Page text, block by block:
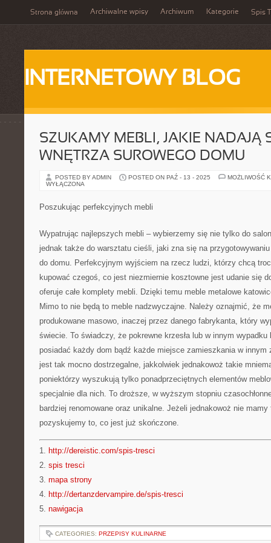
Strona główna Archiwalne wpisy Archiwum Kategorie Spis
INTERNETOWY BLOG
SZUKAMY MEBLI, JAKIE NADAJĄ
WNĘTRZA SUROWEGO DOMU
POSTED BY ADMIN POSTED ON PAŹ - 13 - 2025
MOŻLIWOŚĆ
WYŁĄCZONA
Poszukując perfekcyjnych mebli
Wypatrując najlepszych mebli – wybierzemy się nie tylko do
jednak także do warsztatu cieśli, jaki zna się na
do domu. Perfekcyjnym wyjściem na rzecz ludzi, którzy chcą
kupować czegoś, co jest niezmiernie kosztowne jest udanie się
oferuje całe komplety mebli. Dzięki temu meble metalowe
Mimo to nie będą to meble nadzwyczajne. Należy oznajmić, że
produkowane masowo, inaczej przez danego fabrykanta, który
świecie. To świadczy, że pokrewne krzesła lub w innym
posiadać każdy dom bądź każde miejsce zamieszkania w innym
jest tak mocno dostrzegalne, jakkolwiek jednakowoż takie
poniektórzy wyszukują tylko ponadprzeciętnych elementów
specjalnie dla nich. To droższe, w wyższym stopniu
bardziej renomowane oraz unikalne. Jeżeli jednakowoż nie
pozyskujemy to, co jest już skończone.
1. http://dereistic.com/spis-tresci
2. spis tresci
3. mapa strony
4. http://dertanzdervampire.de/spis-tresci
5. nawigacja
CATEGORIES: PRZEPISY KULINARNE